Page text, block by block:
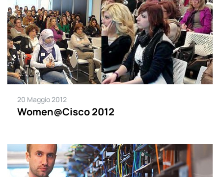
20 Maggio 2012
Women@Cisco 2012